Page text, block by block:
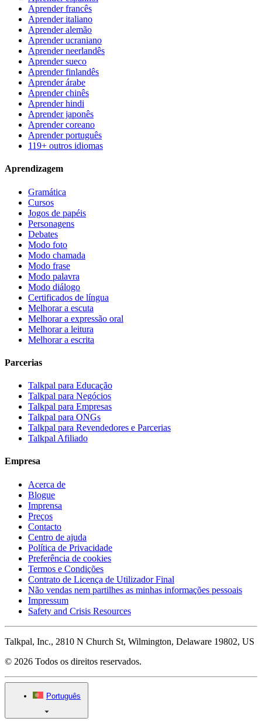
Aprender francês
Aprender italiano
Aprender alemão
Aprender ucraniano
Aprender neerlandês
Aprender sueco
Aprender finlandês
Aprender árabe
Aprender chinês
Aprender hindi
Aprender japonês
Aprender coreano
Aprender português
119+ outros idiomas
Aprendizagem
Gramática
Cursos
Jogos de papéis
Personagens
Debates
Modo foto
Modo chamada
Modo frase
Modo palavra
Modo diálogo
Certificados de língua
Melhorar a escuta
Melhorar a expressão oral
Melhorar a leitura
Melhorar a escrita
Parcerias
Talkpal para Educação
Talkpal para Negócios
Talkpal para Empresas
Talkpal para ONGs
Talkpal para Revendedores e Parcerias
Talkpal Afiliado
Empresa
Acerca de
Blogue
Imprensa
Preços
Contacto
Centro de ajuda
Política de Privacidade
Preferência de cookies
Termos e Condições
Contrato de Licença de Utilizador Final
Não vendas nem partilhes as minhas informações pessoais
Impressum
Safety and Crisis Resources
Talkpal, Inc., 2810 N Church St, Wilmington, Delaware 19802, US
© 2026 Todos os direitos reservados.
Português